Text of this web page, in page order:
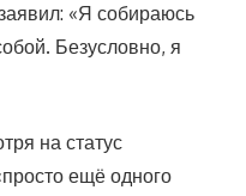
«Я собираюсь
Безусловно, я
на статус
ещё одного